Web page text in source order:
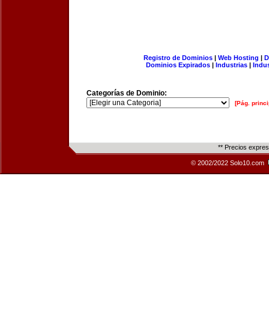
Registro de Dominios| Web Hosting |
Dominios Expirados | Industrias |
Categorías de Dominio:
[Pág.
** Precios
© 2002/2022 Solo10.com